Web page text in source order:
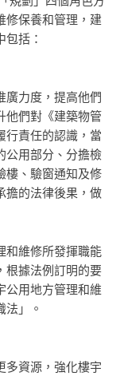
修保養和管理，建
括：
廣力度，提高他們
他們對《建築物管
行責任的認識，當
公用部分、分擔檢
樓、驗窗通知及修
擔的法律後果，做
和維修所發揮職能
根據法例訂明的要
公用地方管理和維
」。
多資源，強化樓宇